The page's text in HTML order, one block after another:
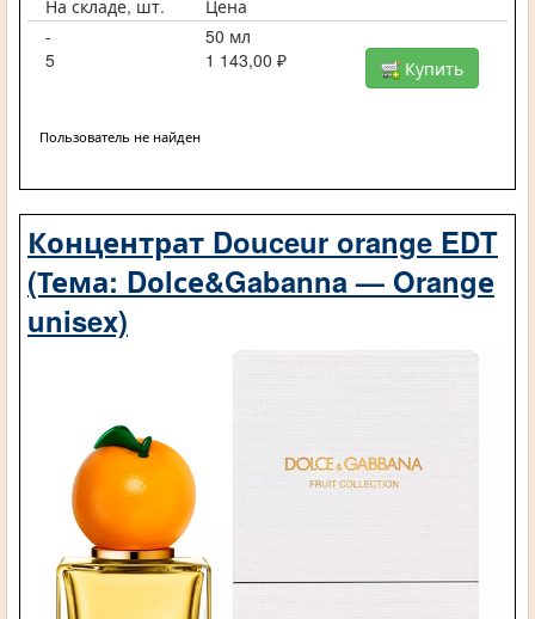
На складе, шт.
Цена
-
50 мл
5
1 143,00 ₽ Купить
Пользователь не найден
Концентрат Douceur orange EDT
(Тема: Dоlсе&Gabanna — Orangе
unisex)